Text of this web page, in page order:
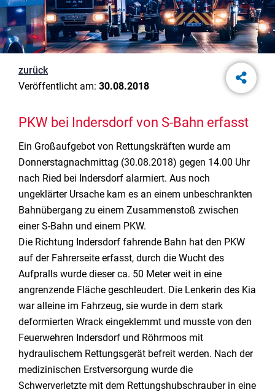
zurück
Veröffentlicht am: 30.08.2018
PKW bei Indersdorf von S-Bahn erfasst
Ein Großaufgebot von Rettungskräften wurde am
Donnerstagnachmittag (30.08.2018) gegen 14.00 Uhr
nach Ried bei Indersdorf alarmiert. Aus noch
ungeklärter Ursache kam es an einem unbeschrankten
Bahnübergang zu einem Zusammenstoß zwischen
einer S-Bahn und einem PKW.
Die Richtung Indersdorf fahrende Bahn hat den PKW
auf der Fahrerseite erfasst, durch die Wucht des
Aufpralls wurde dieser ca. 50 Meter weit in eine
angrenzende Fläche geschleudert. Die Lenkerin des Kia
war alleine im Fahrzeug, sie wurde in dem stark
deformierten Wrack eingeklemmt und musste von den
Feuerwehren Indersdorf und Röhrmoos mit
hydraulischem Rettungsgerät befreit werden. Nach der
medizinischen Erstversorgung wurde die
Schwerverletzte mit dem Rettungshubschrauber in eine